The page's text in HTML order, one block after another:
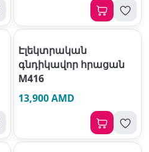
Էլեկտրական
գնդիկավոր հրացան
M416
13,900 AMD